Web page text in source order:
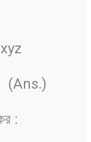
(Ans.)
: